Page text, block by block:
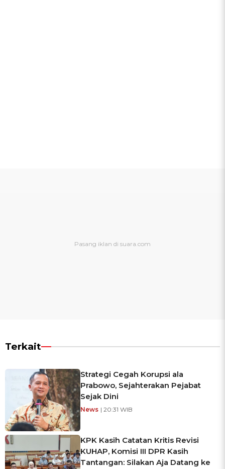
Terkait
Strategi Cegah Korupsi ala
Prabowo, Sejahterakan Pejabat
Sejak Dini
News | 20:31 WIB
KPK Kasih Catatan Kritis Revisi
KUHAP, Komisi III DPR Kasih
Tantangan: Silakan Aja Datang ke